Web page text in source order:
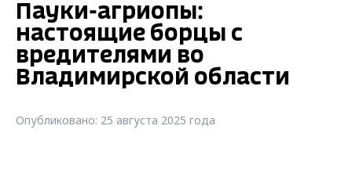
Пауки-агриопы:
настоящие борцы с
вредителями во
Владимирской области
Опубликовано: 25 августа 2025 года